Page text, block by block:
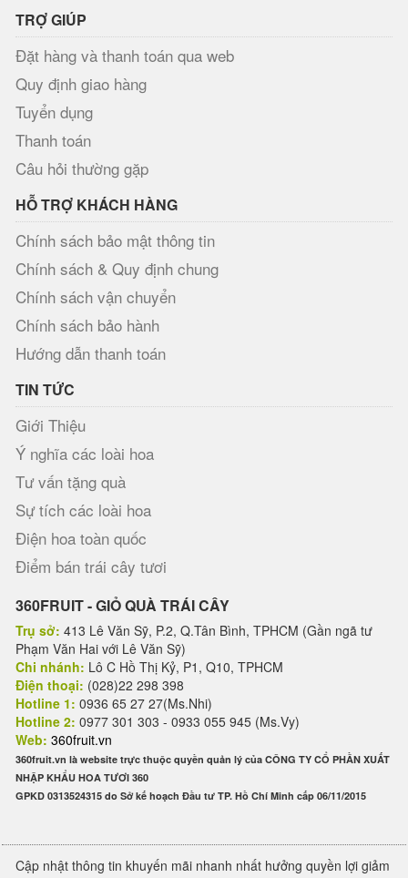
TRỢ GIÚP
Đặt hàng và thanh toán qua web
Quy định giao hàng
Tuyển dụng
Thanh toán
Câu hỏi thường gặp
HỖ TRỢ KHÁCH HÀNG
Chính sách bảo mật thông tin
Chính sách & Quy định chung
Chính sách vận chuyển
Chính sách bảo hành
Hướng dẫn thanh toán
TIN TỨC
Giới Thiệu
Ý nghĩa các loài hoa
Tư vấn tặng quà
Sự tích các loài hoa
Điện hoa toàn quốc
Điểm bán trái cây tươi
360FRUIT - GIỎ QUÀ TRÁI CÂY
Trụ sở: 413 Lê Văn Sỹ, P.2, Q.Tân Bình, TPHCM (Gần ngã tư
Phạm Văn Hai với Lê Văn Sỹ)
Chi nhánh: Lô C Hồ Thị Kỷ, P1, Q10, TPHCM
Điện thoại: (028)22 298 398
Hotline 1: 0936 65 27 27(Ms.Nhi)
Hotline 2: 0977 301 303 - 0933 055 945 (Ms.Vy)
Web: 360fruit.vn
360fruit.vn là website trực thuộc quyền quản lý của CÔNG TY CỔ PHẦN XUẤT
NHẬP KHẨU HOA TƯƠI 360
GPKD 0313524315 do Sở kế hoạch Đầu tư TP. Hồ Chí Minh cấp 06/11/2015
Cập nhật thông tin khuyến mãi nhanh nhất hưởng quyền lợi giảm